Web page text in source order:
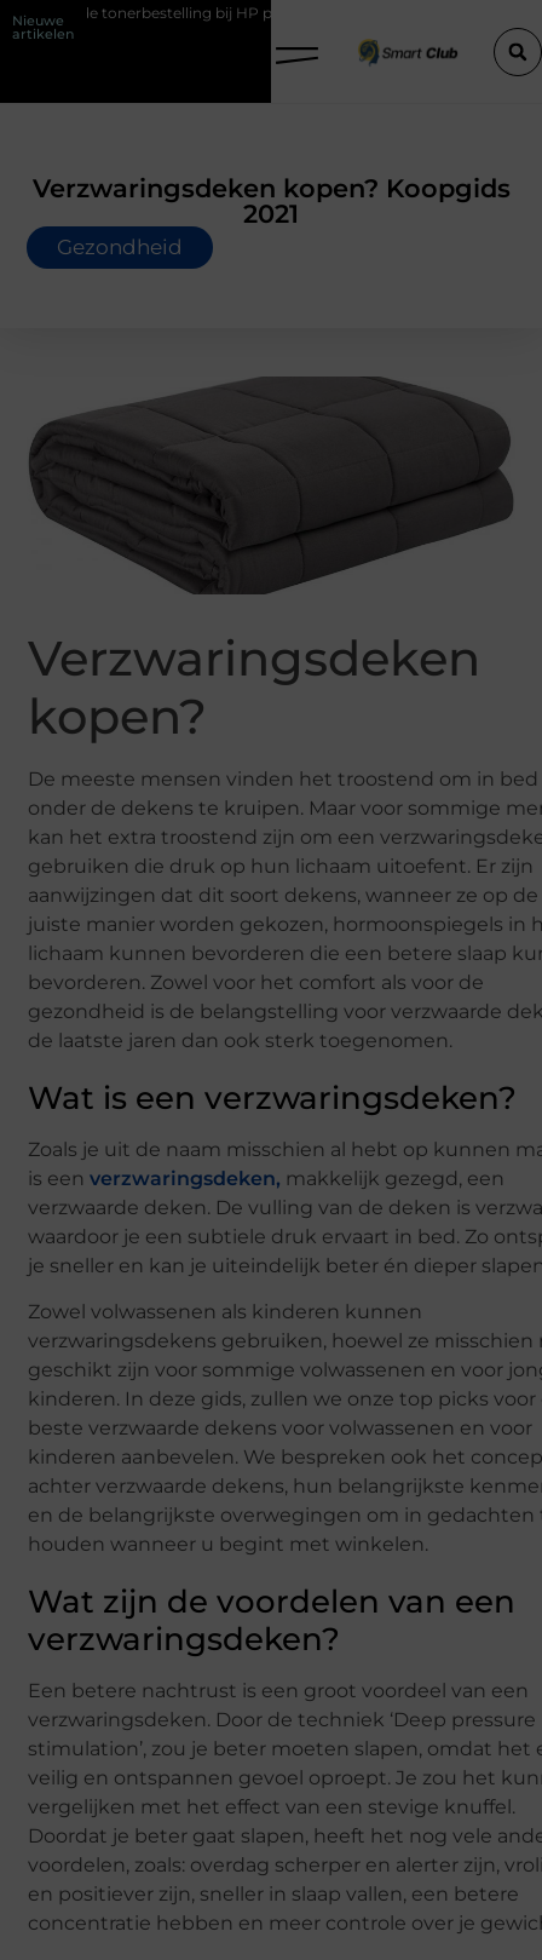
Nieuwe
artikelen
bij HP printers Onzichtbare sokken met maximaal
Verzwaringsdeken kopen? Koopgids
2021
Gezondheid
Verzwaringsdeken
kopen?
De meeste mensen vinden het troostend om in
onder de dekens te kruipen. Maar voor sommige
kan het extra troostend zijn om een
gebruiken die druk op hun lichaam uitoefent. Er zijn
aanwijzingen dat dit soort dekens, wanneer ze op de
juiste manier worden gekozen, hormoonspiegels in
lichaam kunnen bevorderen die een betere slaap
bevorderen. Zowel voor het comfort als voor de
gezondheid is de belangstelling voor verzwaarde
de laatste jaren dan ook sterk toegenomen.
Wat is een verzwaringsdeken?
Zoals je uit de naam misschien al hebt op kunnen
is eenverzwaringsdeken, makkelijk gezegd, een
verzwaarde deken. De vulling van de deken is
waardoor je een subtiele druk ervaart in bed. Zo
je sneller en kan je uiteindelijk beter én dieper
Zowel volwassenen als kinderen kunnen
verzwaringsdekens gebruiken, hoewel ze misschien
geschikt zijn voor sommige volwassenen en voor
kinderen. In deze gids, zullen we onze top picks voor
beste verzwaarde dekens voor volwassenen en voor
kinderen aanbevelen. We bespreken ook het
achter verzwaarde dekens, hun belangrijkste
en de belangrijkste overwegingen om in gedachten
houden wanneer u begint met winkelen.
Wat zijn de voordelen van een
verzwaringsdeken?
Een betere nachtrust is een groot voordeel van een
verzwaringsdeken. Door de techniek ‘Deep pressure
stimulation’, zou je beter moeten slapen, omdat het
veilig en ontspannen gevoel oproept. Je zou het
vergelijken met het effect van een stevige knuffel.
Doordat je beter gaat slapen, heeft het nog vele
voordelen, zoals: overdag scherper en alerter zijn,
en positiever zijn, sneller in slaap vallen, een betere
concentratie hebben en meer controle over je